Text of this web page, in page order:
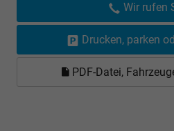
Wir rufen
Drucken, parken
PDF-Datei,